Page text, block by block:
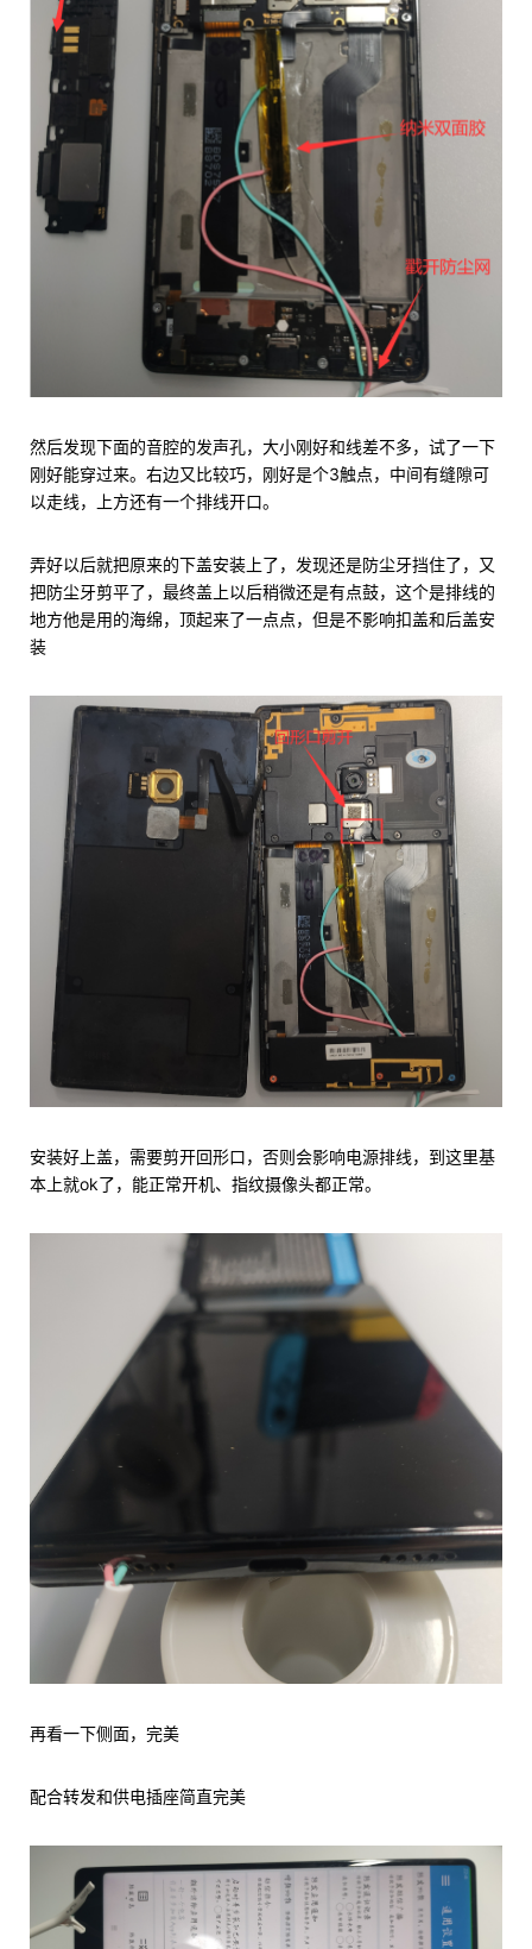
然后发现下面的音腔的发声孔，大小刚好和线差不多，试了一下
刚好能穿过来。右边又比较巧，刚好是个3触点，中间有缝隙可
以走线，上方还有一个排线开口。
弄好以后就把原来的下盖安装上了，发现还是防尘牙挡住了，又
把防尘牙剪平了，最终盖上以后稍微还是有点鼓，这个是排线的
地方他是用的海绵，顶起来了一点点，但是不影响扣盖和后盖安
装
安装好上盖，需要剪开回形口，否则会影响电源排线，到这里基
本上就ok了，能正常开机、指纹摄像头都正常。
再看一下侧面，完美
配合转发和供电插座简直完美